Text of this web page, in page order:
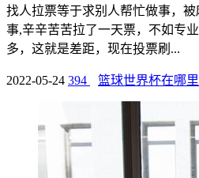
找人拉票等于求别人帮忙做事，
事,辛辛苦苦拉了一天票，不如专
多，这就是差距，现在投票刷...
2022-05-24 394 篮球世界杯在哪